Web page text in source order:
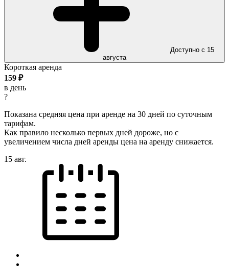
Доступно с 15
августа
Короткая аренда
159 ₽
в день
?
Показана средняя цена при аренде на 30 дней по суточным
тарифам.
Как правило несколько первых дней дороже, но с
увеличением числа дней аренды цена на аренду снижается.
15 авг.